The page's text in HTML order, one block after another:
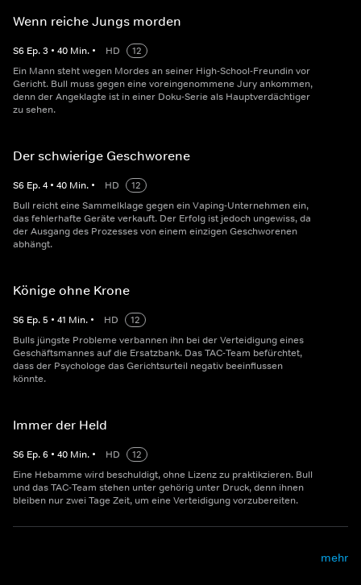
Wenn reiche Jungs morden
S6 Ep.3 • 40 Min. • HD
12
Ein Mann steht wegen Mordes an seiner High-School-Freundin vor
Gericht. Bull muss gegen eine voreingenommene Jury ankommen,
denn der Angeklagte ist in einer Doku-Serie als Hauptverdächtiger
zu sehen.
Der schwierige Geschworene
S6 Ep.4 • 40 Min. • HD
12
Bull reicht eine Sammelklage gegen ein Vaping-Unternehmen ein,
das fehlerhafte Geräte verkauft. Der Erfolg ist jedoch ungewiss, da
der Ausgang des Prozesses von einem einzigen Geschworenen
abhängt.
Könige ohne Krone
S6 Ep.5 • 41 Min. • HD
12
Bulls jüngste Probleme verbannen ihn bei der Verteidigung eines
Geschäftsmannes auf die Ersatzbank. Das TAC-Team befürchtet,
dass der Psychologe das Gerichtsurteil negativ beeinflussen
könnte.
Immer der Held
S6 Ep.6 • 40 Min. • HD
12
Eine Hebamme wird beschuldigt, ohne Lizenz zu praktikzieren. Bull
und das TAC-Team stehen unter gehörig unter Druck, denn ihnen
bleiben nur zwei Tage Zeit, um eine Verteidigung vorzubereiten.
mehr